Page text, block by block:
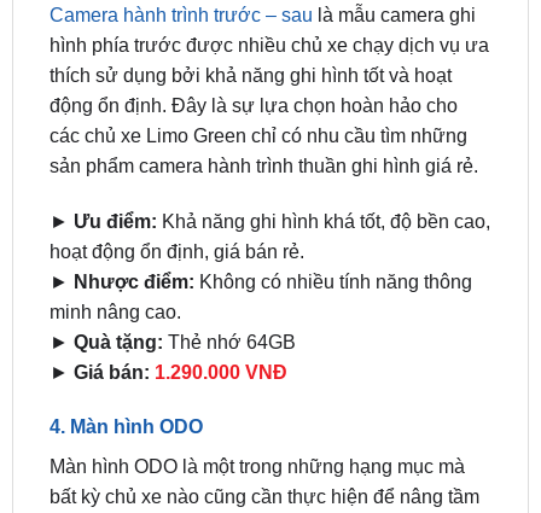
thích sử dụng bởi khả năng ghi hình tốt và hoạt
động ổn định. Đây là sự lựa chọn hoàn hảo cho
các chủ xe Limo Green chỉ có nhu cầu tìm những
sản phẩm camera hành trình thuần ghi hình giá rẻ.
►Ưu điểm:Khả năng ghi hình khá tốt, độ bền cao,
► Nhược điểm:Không có nhiều tính năng thông
minh nâng cao.
► Quà tặng:Thẻ nhớ 64GB
►Giá bán:1.290.000 VNĐ
4. Màn hình ODO
bất kỳ chủ xe nào cũng cần thực hiện để nâng tầm
trải nghiệm lái xe, đặc biệt là các chủ xe chuyên
chạy dịch vụ. Do đó, trong combo độ tiện nghi dành